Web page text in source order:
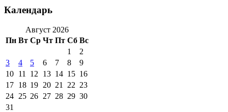
Календарь
Август 2026
Пн Вт Ср Чт Пт Сб Вс
1
2
3
4 5 6 7 8
9
10 11 12 13 14 15 16
17 18 19 20 21 22 23
24 25 26 27 28 29 30
31